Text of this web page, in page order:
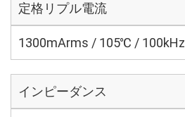
定格リプル電流
1300mArms / 105℃ / 100kHz
インピーダンス